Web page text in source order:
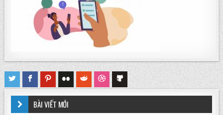
BÀI VIẾT MỚI